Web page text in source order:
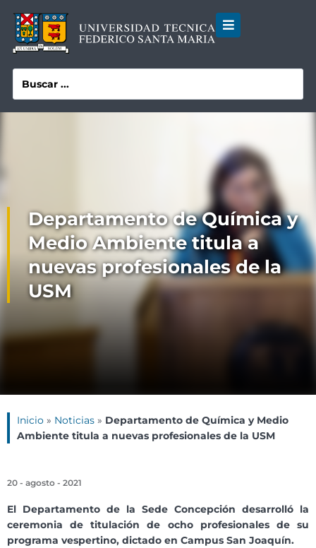
Departamento de Química y
Medio Ambiente titula a
nuevas profesionales de la
USM
Inicio » Noticias » Departamento de Química y Medio
Ambiente titula a nuevas profesionales de la USM
20 - agosto - 2021
El Departamento de la Sede Concepción desarrolló la
ceremonia de titulación de ocho profesionales de su
programa vespertino, dictado en Campus San Joaquín.